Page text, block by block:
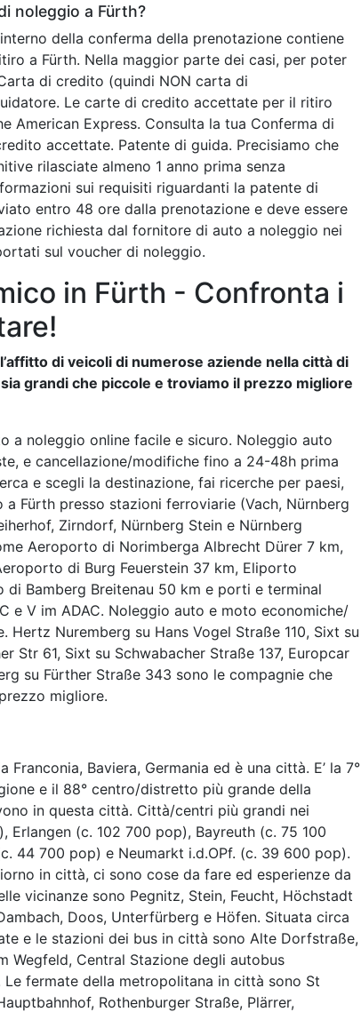
noleggio a Fürth?
della conferma della prenotazione contiene
a Fürth. Nella maggior parte dei casi, per poter
di credito (quindi NON carta di
Le carte di credito accettate per il ritiro
American Express. Consulta la tua Conferma di
accettate. Patente di guida. Precisiamo che
rilasciate almeno 1 anno prima senza
sui requisiti riguardanti la patente di
entro 48 ore dalla prenotazione e deve essere
richiesta dal fornitore di auto a noleggio nei
sul voucher di noleggio.
in Fürth - Confronta i
di veicoli di numerose aziende nella città di
grandi che piccole e troviamo il prezzo migliore
a noleggio online facile e sicuro. Noleggio auto
e cancellazione/modifiche fino a 24-48h prima
e scegli la destinazione, fai ricerche per paesi,
Fürth presso stazioni ferroviarie (Vach, Nürnberg
Zirndorf, Nürnberg Stein e Nürnberg
Aeroporto di Norimberga Albrecht Dürer 7 km,
di Burg Feuerstein 37 km, Eliporto
di Bamberg Breitenau 50 km e porti e terminal
e V im ADAC. Noleggio auto e moto economiche/
Nuremberg su Hans Vogel Straße 110, Sixt su
Str 61, Sixt su Schwabacher Straße 137, Europcar
su Fürther Straße 343 sono le compagnie che
migliore.
Baviera, Germania ed è una città. E’ la 7°
e il 88° centro/distretto più grande della
in questa città. Città/centri più grandi nei
(c. 102 700 pop), Bayreuth (c. 75 100
44 700 pop) e Neumarkt i.d.OPf. (c. 39 600 pop).
in città, ci sono cose da fare ed esperienze da
vicinanze sono Pegnitz, Stein, Feucht, Höchstadt
Doos, Unterfürberg e Höfen. Situata circa
e le stazioni dei bus in città sono Alte Dorfstraße,
Wegfeld, Central Stazione degli autobus
fermate della metropolitana in città sono St
Rothenburger Straße, Plärrer,